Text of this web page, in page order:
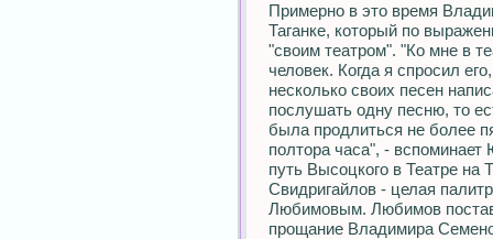
Примерно в это время
Таганке, который по
"своим театром". "Ко мне в
человек. Когда я спросил
несколько своих песен
послушать одну песню, то
была продлиться не более
полтора часа", -
путь Высоцкого в Театре на
Свидригайлов - целая
Любимовым. Любимов
прощание Владимира